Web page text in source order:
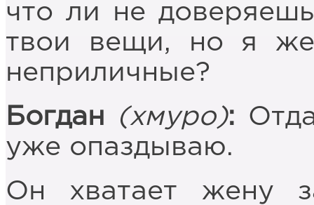
что ли не
твои вещи, но я
неприличные?
Богдан
(хмуро):
уже опаздываю.
Он хватает жену